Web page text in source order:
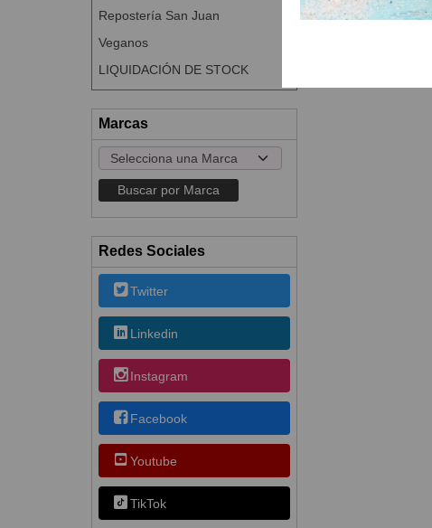
Repostería San Juan
Veganos
LIQUIDACIÓN DE STOCK
Marcas
Redes Sociales
Twitter
Linkedin
Instagram
Facebook
Youtube
TikTok